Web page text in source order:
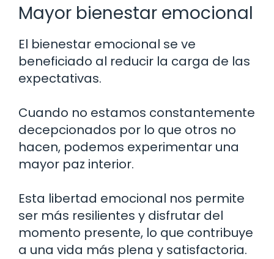
Mayor bienestar emocional
El bienestar emocional se ve
beneficiado al reducir la carga de las
expectativas.
Cuando no estamos constantemente
decepcionados por lo que otros no
hacen, podemos experimentar una
mayor paz interior.
Esta libertad emocional nos permite
ser más resilientes y disfrutar del
momento presente, lo que contribuye
a una vida más plena y satisfactoria.